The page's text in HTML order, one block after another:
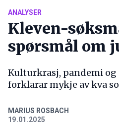
ANALYSER
Kleven-
spørsmål om
Kulturkrasj, pandemi
forklarar mykje av kva
MARIUS ROSBACH
19.01.2025